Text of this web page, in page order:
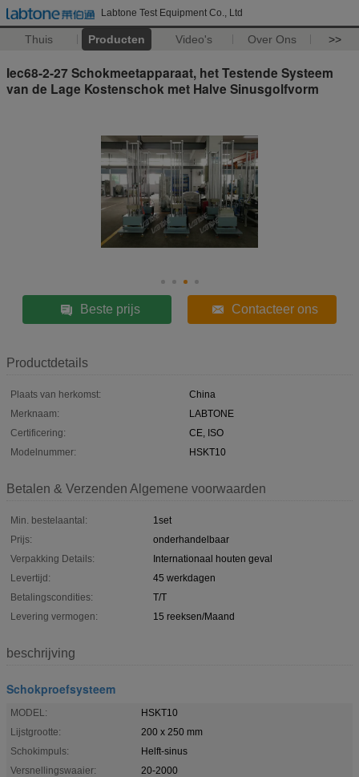
Labtone Test Equipment Co., Ltd
Thuis Producten Video's Over Ons >>
Iec68-2-27 Schokmeetapparaat, het Testende Systeem
van de Lage Kostenschok met Halve Sinusgolfvorm
Beste prijs Contacteer ons
Productdetails
Plaats van herkomst:
China
Merknaam:
LABTONE
Certificering:
CE, ISO
Modelnummer:
HSKT10
Betalen & Verzenden Algemene voorwaarden
Min. bestelaantal:
1set
Prijs:
onderhandelbaar
Verpakking Details:
Internationaal houten geval
Levertijd:
45 werkdagen
Betalingscondities:
T/T
Levering vermogen:
15 reeksen/Maand
beschrijving
Schokproefsysteem
MODEL:
HSKT10
Lijstgrootte:
200 x 250 mm
Schokimpuls:
Helft-sinus
Versnellingswaaier:
20-2000